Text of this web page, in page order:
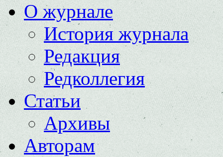
О журнале
История журнала
Редакция
Редколлегия
Статьи
Архивы
Авторам